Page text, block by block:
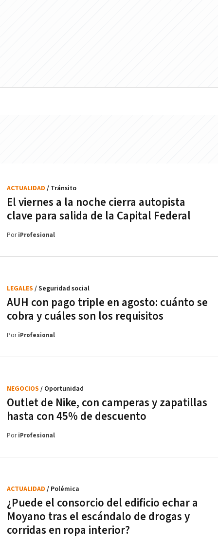
El viernes a la noche cierra autopista
clave para salida de la Capital Federal
ACTUALIDAD / Tránsito
PoriProfesional
AUH con pago triple en agosto: cuánto se
cobra y cuáles son los requisitos
LEGALES / Seguridad social
PoriProfesional
Outlet de Nike, con camperas y zapatillas
hasta con 45% de descuento
NEGOCIOS / Oportunidad
PoriProfesional
¿Puede el consorcio del edificio echar a
Moyano tras el escándalo de drogas y
corridas en ropa interior?
ACTUALIDAD / Polémica